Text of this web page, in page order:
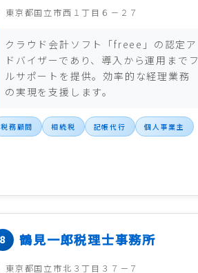
東京都国立市西１丁目６－２７
クラウド会計ソフト「freee」の認定ア
ドバイザーであり、導入から運用までフ
ルサポートを提供。効率的な経理業務
の実現を支援します。
税務顧問 相続税 記帳代行 個人事業主
鶴見一郎税理士事務所
東京都国立市北３丁目３７－７